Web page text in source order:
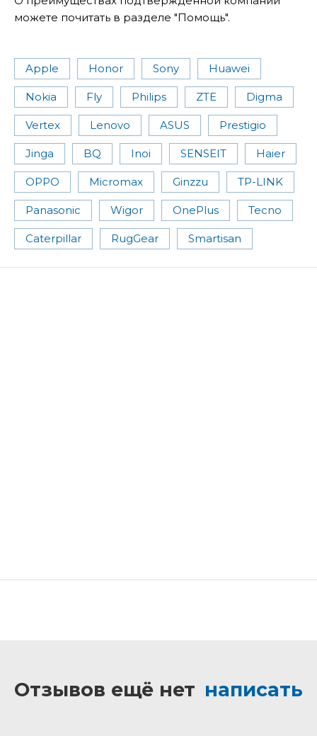
можете почитать в разделе "Помощь".
Apple Honor Sony Huawei
Nokia Fly Philips ZTE Digma
Vertex Lenovo ASUS Prestigio
Jinga BQ Inoi SENSEIT Haier
OPPO Micromax Ginzzu TP-LINK
Panasonic Wigor OnePlus Tecno
Caterpillar RugGear Smartisan
Отзывов ещё нет написать